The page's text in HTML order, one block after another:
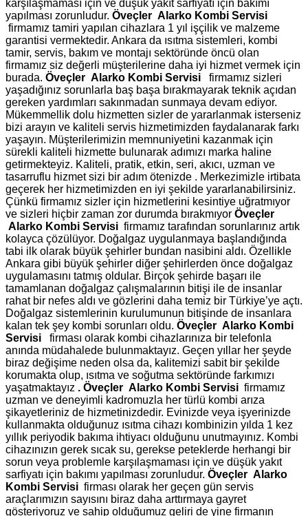
karşılaşmaması için ve düşük yakıt sarfiyatı için bakımı
yapılması zorunludur. Öveçler Alarko Kombi Servisi
firmamız tamiri yapılan cihazlara 1 yıl işçilik ve malzeme
garantisi vermektedir. Ankara da ısıtma sistemleri, kombi
tamir, servis, bakım ve montajı sektöründe öncü olan
firmamız siz değerli müşterilerine daha iyi hizmet vermek için
burada. Öveçler Alarko Kombi Servisi firmamız sizleri
yaşadığınız sorunlarla baş başa bırakmayarak teknik açıdan
gereken yardımları sakınmadan sunmaya devam ediyor.
Mükemmellik dolu hizmetten sizler de yararlanmak isterseniz
bizi arayın ve kaliteli servis hizmetimizden faydalanarak farkı
yaşayın. Müşterilerimizin memnuniyetini kazanmak için
sürekli kaliteli hizmette bulunarak adımızı marka haline
getirmekteyiz. Kaliteli, pratik, etkin, seri, akıcı, uzman ve
tasarruflu hizmet sizi bir adım ötenizde . Merkezimizle irtibata
geçerek her hizmetimizden en iyi şekilde yararlanabilirsiniz.
Çünkü firmamız sizler için hizmetlerini kesintiye uğratmıyor
ve sizleri hiçbir zaman zor durumda bırakmıyor Öveçler
Alarko Kombi Servisi firmamız tarafından sorunlarınız artık
kolayca çözülüyor. Doğalgaz uygulanmaya başlandığında
tabi ilk olarak büyük şehirler bundan nasibini aldı. Özellikle
Ankara gibi büyük şehirler diğer şehirlerden önce doğalgaz
uygulamasını tatmış oldular. Birçok şehirde başarı ile
tamamlanan doğalgaz çalışmalarının bitişi ile de insanlar
rahat bir nefes aldı ve gözlerini daha temiz bir Türkiye’ye açtı.
Doğalgaz sistemlerinin kurulumunun bitişinde de insanlara
kalan tek şey kombi sorunları oldu. Öveçler Alarko Kombi
Servisi firması olarak kombi cihazlarınıza bir telefonla
anında müdahalede bulunmaktayız. Geçen yıllar her şeyde
biraz değişime neden olsa da, kalitemizi sabit bir şekilde
korumakta olup, ısıtma ve soğutma sektöründe farkımızı
yaşatmaktayız . Öveçler Alarko Kombi Servisi firmamız
uzman ve deneyimli kadromuzla her türlü kombi arıza
şikayetleriniz de hizmetinizdedir. Evinizde veya işyerinizde
kullanmakta olduğunuz ısıtma cihazı kombinizin yılda 1 kez
yıllık periyodik bakıma ihtiyacı olduğunu unutmayınız. Kombi
cihazınızın gerek sıcak su, gerekse peteklerde herhangi bir
sorun veya problemle karşılaşmaması için ve düşük yakıt
sarfiyatı için bakımı yapılması zorunludur. Öveçler Alarko
Kombi Servisi firması olarak her geçen gün servis
araçlarımızın sayısını biraz daha arttırmaya gayret
gösteriyoruz ve sahip olduğumuz geliri de yine firmanın